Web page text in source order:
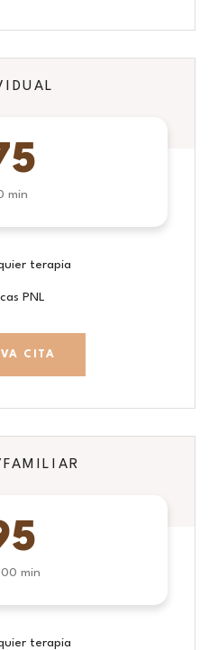
min
terapia
PNL
CITA
min
terapia